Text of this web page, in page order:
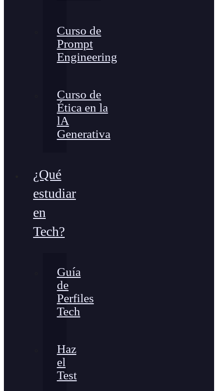
Curso de
Prompt
Engineering
Curso de
Ética en la
lA
Generativa
¿Qué
estudiar
en
Tech?
Guía
de
Perfiles
Tech
Haz
el
Test